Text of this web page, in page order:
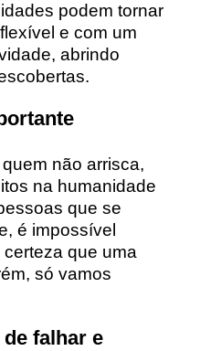
podem tornar
e com um
abrindo
não arrisca,
na humanidade
que se
é impossível
que uma
só vamos
falhar e